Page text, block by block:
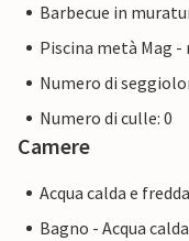
Barbecue in
Piscina metà Mag
Numero di
Numero di culle: 0
Camere
Acqua calda e
Bagno - Acqua